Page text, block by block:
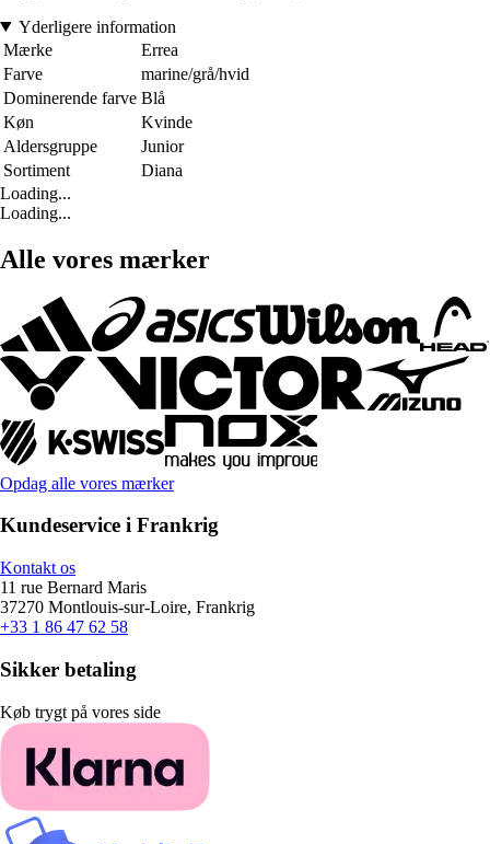
Yderligere information
Mærke
Errea
Farve
marine/grå/hvid
Dominerende farve Blå
Køn
Kvinde
Aldersgruppe
Junior
Sortiment
Diana
Loading...
Loading...
Alle vores mærker
Opdag alle vores mærker
Kundeservice i Frankrig
Kontakt os
11 rue Bernard Maris
37270 Montlouis-sur-Loire, Frankrig
+33 1 86 47 62 58
Sikker betaling
Køb trygt på vores side